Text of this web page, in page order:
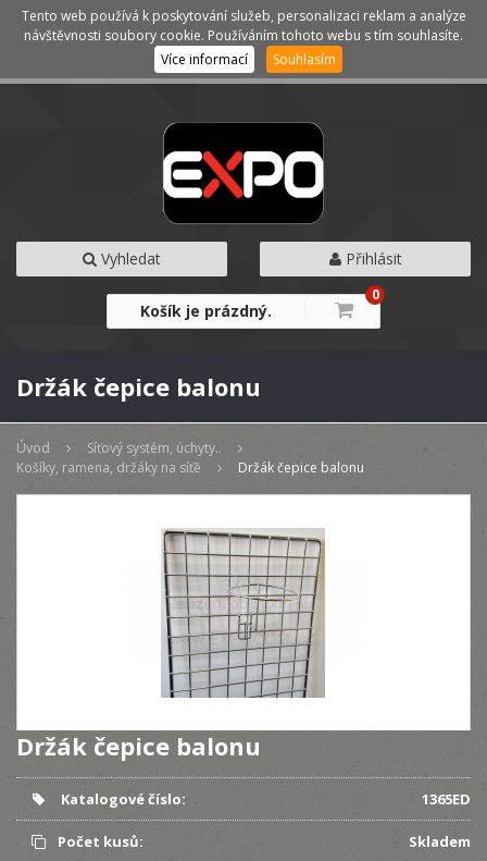
Kategorie Menu
Vyhledat Přihlásit
Košík je prázdný.
0
Držák čepice balonu
Úvod
Síťový systém, úchyty..
Košíky, ramena, držáky na síťě
Držák čepice balonu
Držák čepice balonu
Katalogové číslo: 1365ED
Počet kusů: Skladem
Tento web používá k poskytování služeb, personalizaci reklam a analýze
návštěvnosti soubory cookie. Používáním tohoto webu s tím souhlasíte.
Více informací
Souhlasím